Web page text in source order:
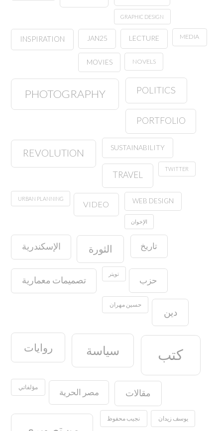
GRAPHIC DESIGN
INSPIRATION JAN25 LECTURE MEDIA
MOVIES NOVELS
PHOTOGRAPHY POLITICS
PORTFOLIO
REVOLUTION SUSTAINABILITY
TRAVEL
TWITTER
URBAN PLANNING
VIDEO WEB DESIGN
الإخوان
الإسكندرية الثورة تاريخ
تصميمات معمارية
تويتر
حزب
حسين مهران
دين
روايات سياسة كتب
مؤلفاتي مصر الحرية مقالات
نجيب محفوظ يوسف زيدان